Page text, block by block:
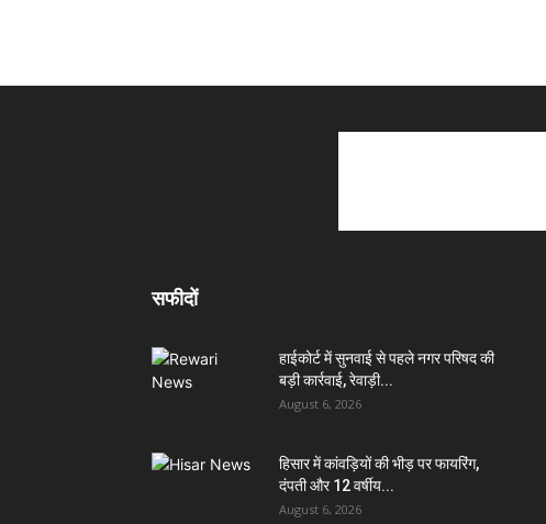
सफीदों
हाईकोर्ट में सुनवाई से पहले नगर परिषद की
बड़ी कार्रवाई, रेवाड़ी...
August 6, 2026
हिसार में कांवड़ियों की भीड़ पर फायरिंग,
दंपती और 12 वर्षीय...
August 6, 2026